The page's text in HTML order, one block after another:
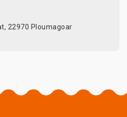
22970 Ploumagoar